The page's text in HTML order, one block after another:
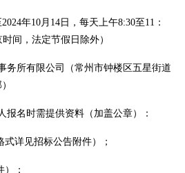
2024年10 月 14日 ，每天上午8:30至11：
间，法定节假日除外）
务所有限公司（常州市钟楼区五星街道
报名时需提供资料（加盖公章）：
详见招标公告附件）；
；